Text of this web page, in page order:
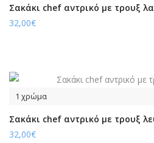
Σακάκι chef αντρικό με τρουξ
32,00€
1 χρώμα
Σακάκι chef αντρικό με τρουξ
32,00€